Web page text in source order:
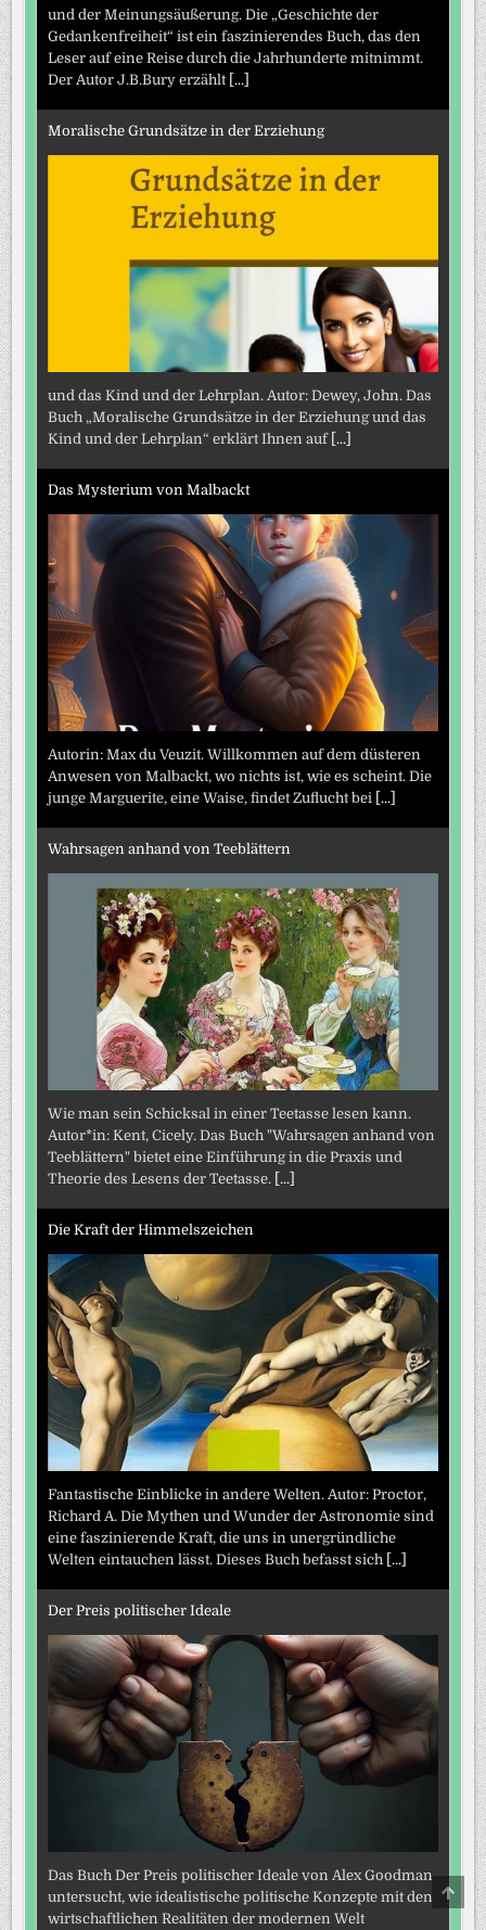
und der Meinungsäußerung. Die „Geschichte der
Gedankenfreiheit“ ist ein faszinierendes Buch, das den
Leser auf eine Reise durch die Jahrhunderte mitnimmt.
Der Autor J.B.Bury erzählt [...]
Moralische Grundsätze in der Erziehung
und das Kind und der Lehrplan. Autor: Dewey, John. Das
Buch „Moralische Grundsätze in der Erziehung und das
Kind und der Lehrplan“ erklärt Ihnen auf [...]
Das Mysterium von Malbackt
Autorin: Max du Veuzit. Willkommen auf dem düsteren
Anwesen von Malbackt, wo nichts ist, wie es scheint. Die
junge Marguerite, eine Waise, findet Zuflucht bei [...]
Wahrsagen anhand von Teeblättern
Wie man sein Schicksal in einer Teetasse lesen kann.
Autor*in: Kent, Cicely. Das Buch "Wahrsagen anhand von
Teeblättern" bietet eine Einführung in die Praxis und
Theorie des Lesens der Teetasse. [...]
Die Kraft der Himmelszeichen
Fantastische Einblicke in andere Welten. Autor: Proctor,
Richard A. Die Mythen und Wunder der Astronomie sind
eine faszinierende Kraft, die uns in unergründliche
Welten eintauchen lässt. Dieses Buch befasst sich [...]
Der Preis politischer Ideale
Das Buch Der Preis politischer Ideale von Alex Goodman
untersucht, wie idealistische politische Konzepte mit den
wirtschaftlichen Realitäten der modernen Welt
TO
TOP